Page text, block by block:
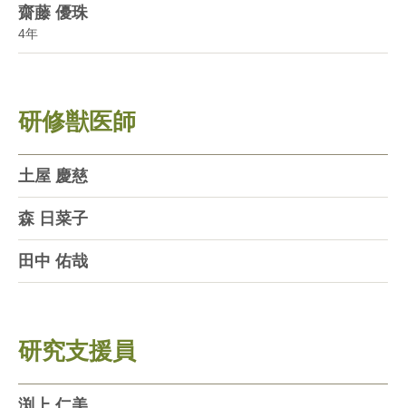
齋藤 優珠
4年
研修獣医師
土屋 慶慈
森 日菜子
田中 佑哉
研究支援員